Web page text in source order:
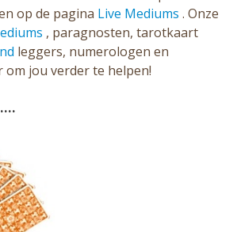
op de pagina Live Mediums . Onze
, paragnosten, tarotkaart
leggers, numerologen en
om jou verder te helpen!